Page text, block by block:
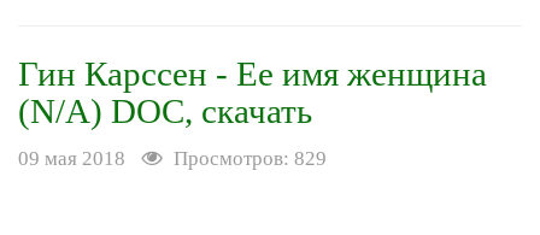
Гин Карссен - Ее имя женщина
(N/A) DOC, скачать
09 мая 2018 Просмотров: 829